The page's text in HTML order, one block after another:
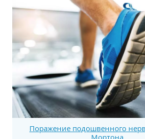
Поражение подошвенного
Мортона